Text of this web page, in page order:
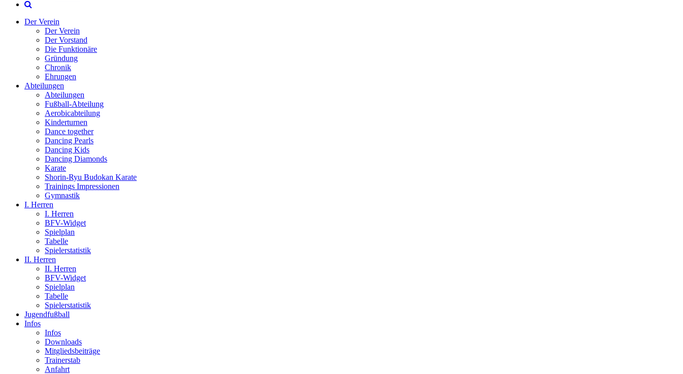
Der Verein
Der Verein
Der Vorstand
Die Funktionäre
Gründung
Chronik
Ehrungen
Abteilungen
Abteilungen
Fußball-Abteilung
Aerobicabteilung
Kinderturnen
Dance together
Dancing Pearls
Dancing Kids
Dancing Diamonds
Karate
Shorin-Ryu Budokan Karate
Trainings Impressionen
Gymnastik
I. Herren
I. Herren
BFV-Widget
Spielplan
Tabelle
Spielerstatistik
II. Herren
II. Herren
BFV-Widget
Spielplan
Tabelle
Spielerstatistik
Jugendfußball
Infos
Infos
Downloads
Mitgliedsbeiträge
Trainerstab
Anfahrt